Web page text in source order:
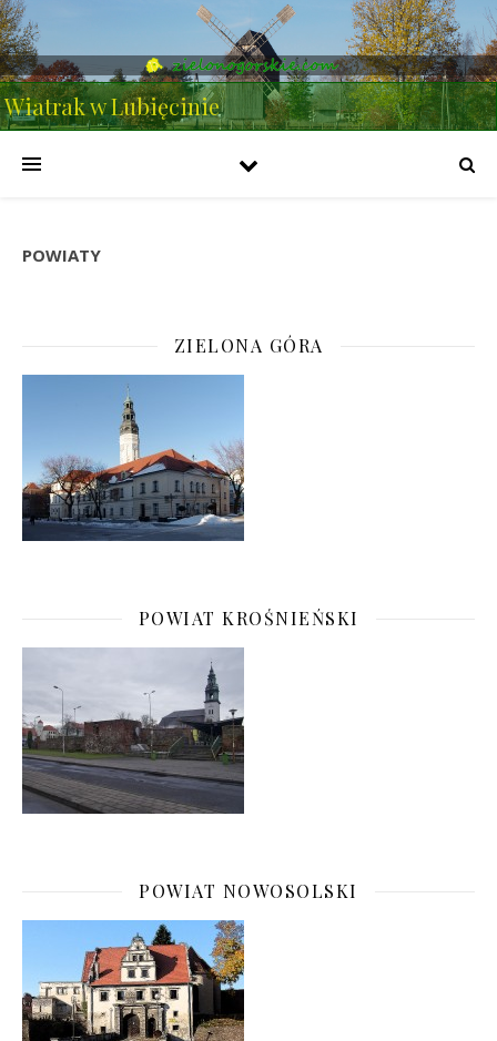
Wiatrak w Lubięcinie
POWIATY
ZIELONA GÓRA
POWIAT KROŚNIEŃSKI
POWIAT NOWOSOLSKI